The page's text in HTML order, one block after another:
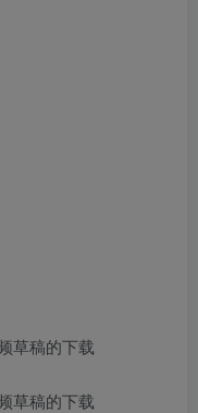
草稿的下载
草稿的下载